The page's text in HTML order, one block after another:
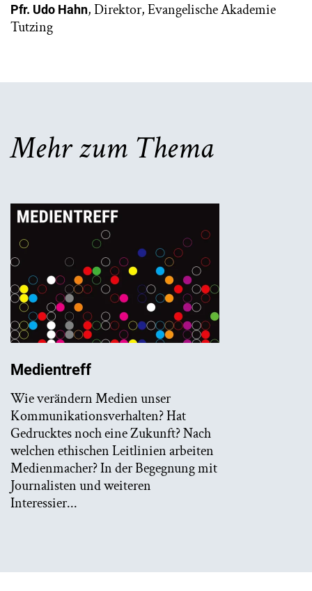
Pfr. Udo Hahn, Direktor, Evangelische Akademie
Tutzing
Mehr zum Thema
Medientreff
Wie verändern Medien unser
Kommunikationsverhalten? Hat
Gedrucktes noch eine Zukunft? Nach
welchen ethischen Leitlinien arbeiten
Medienmacher? In der Begegnung mit
Journalisten und weiteren
Interessier...